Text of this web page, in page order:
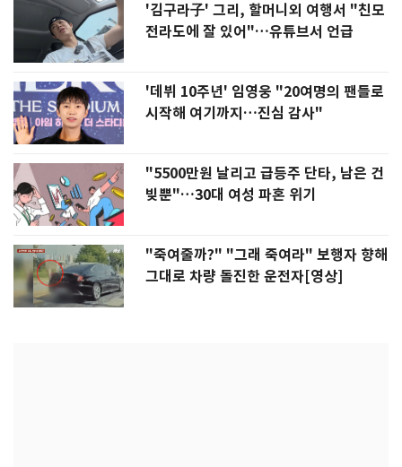
'김구라子' 그리, 할머니외 여행서 "친모
전라도에 잘 있어"…유튜브서 언급
'데뷔 10주년' 임영웅 "20여명의 팬들로
시작해 여기까지…진심 감사"
"5500만원 날리고 급등주 단타, 남은 건
빚뿐"…30대 여성 파혼 위기
"죽여줄까?" "그래 죽여라" 보행자 향해
그대로 차량 돌진한 운전자[영상]